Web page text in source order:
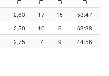
2,63 17 15
53:47
2,50 10 6
63:38
2,75 7 9 44:56